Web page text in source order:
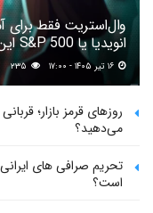
وال‌استریت فقط برای
انویدیا یا S&P 500 این راهنما را بخوانید
۲۳۵
روزهای قرمز بازار؛
می‌دهید؟
تحریم صرافی های
است؟